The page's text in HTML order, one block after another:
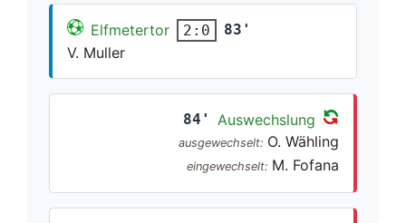
Elfmetertor 2:0 83'
V. Muller
84' Auswechslung
ausgewechselt: O. Wähling
eingewechselt: M. Fofana